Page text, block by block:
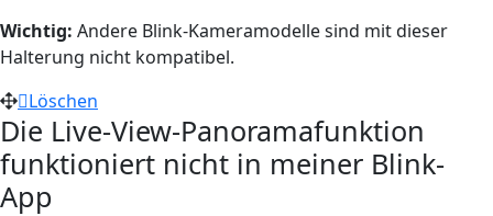
Wichtig: Andere Blink-Kameramodelle sind mit dieser
Halterung nicht kompatibel.
Löschen
Die Live-View-Panoramafunktion
funktioniert nicht in meiner Blink-
App